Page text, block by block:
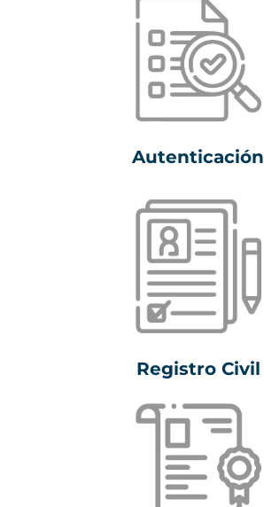
Autenticación
Registro Civil